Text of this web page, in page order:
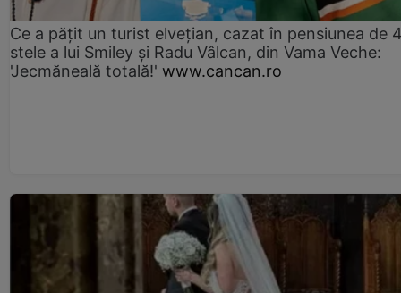
Ce a pățit un turist elvețian, cazat în pensiunea de
stele a lui Smiley și Radu Vâlcan, din Vama Veche:
'Jecmăneală totală!' www.cancan.ro